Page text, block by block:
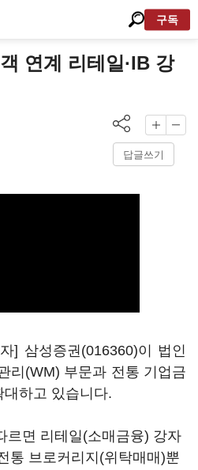
구독
연계 리테일·IB 강
답글쓰기
] 삼성증권(016360)이 법인
리(WM) 부문과 전통 기업금
하고 있습니다.
르면 리테일(소매금융) 강자
통 브로커리지(위탁매매)뿐